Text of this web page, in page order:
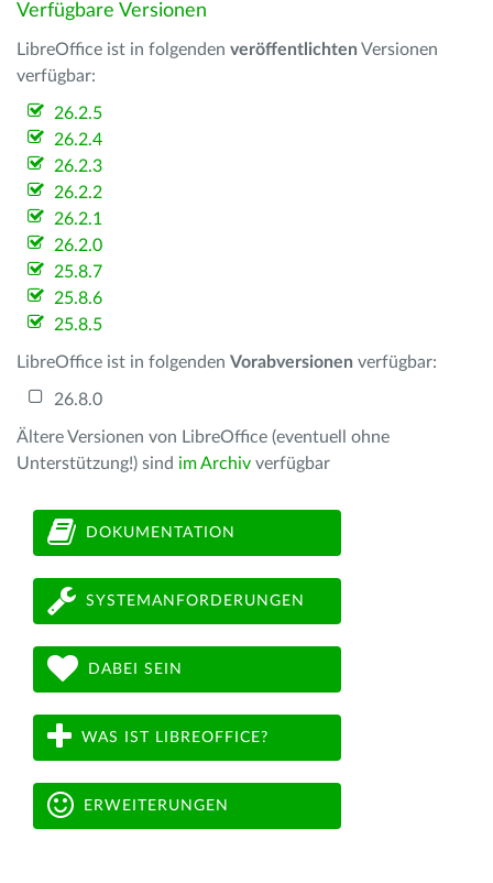
Verfügbare Versionen
LibreOffice ist in folgenden veröffentlichten Versionen
verfügbar:
26.2.5
26.2.4
26.2.3
26.2.2
26.2.1
26.2.0
25.8.7
25.8.6
25.8.5
LibreOffice ist in folgenden Vorabversionen verfügbar:
26.8.0
Ältere Versionen von LibreOffice (eventuell ohne
Unterstützung!) sind im Archiv verfügbar
DOKUMENTATION
SYSTEMANFORDERUNGEN
DABEI SEIN
WAS IST LIBREOFFICE?
ERWEITERUNGEN